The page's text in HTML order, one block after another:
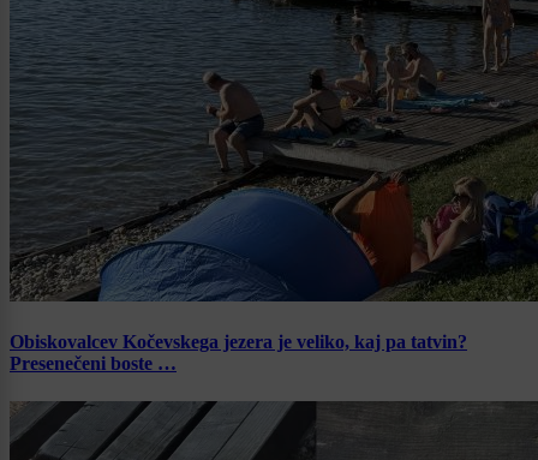
Obiskovalcev Kočevskega jezera je veliko, kaj pa tatvin?
Presenečeni boste …